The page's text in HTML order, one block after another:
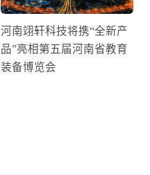
河南翊轩科技将携“全新产
品”亮相第五届河南省教育
装备博览会